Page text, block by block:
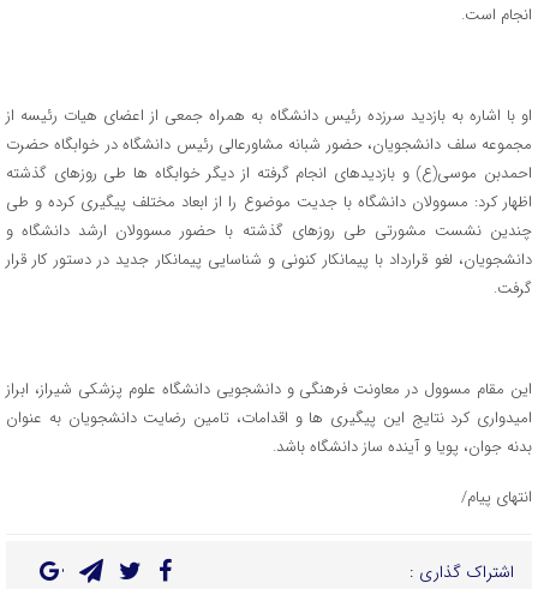
انجام است.
او با اشاره به بازدید سرزده رئیس دانشگاه به همراه جمعی از اعضای هیات رئیسه از
مجموعه سلف دانشجویان، حضور شبانه مشاورعالی رئیس دانشگاه در خوابگاه حضرت
احمدبن موسی(ع) و بازدیدهای انجام گرفته از دیگر خوابگاه ها طی روزهای گذشته
اظهار کرد: مسوولان دانشگاه با جدیت موضوع را از ابعاد مختلف پیگیری کرده و طی
چندین نشست مشورتی طی روزهای گذشته با حضور مسوولان ارشد دانشگاه و
دانشجویان، لغو قرارداد با پیمانکار کنونی و شناسایی پیمانکار جدید در دستور کار قرار
گرفت.
این مقام مسوول در معاونت فرهنگی و دانشجویی دانشگاه علوم پزشکی شیراز، ابراز
امیدواری کرد نتایج این پیگیری ها و اقدامات، تامین رضایت دانشجویان به عنوان
بدنه جوان، پویا و آینده ساز دانشگاه باشد.
انتهای پیام/
اشتراک گذاری :